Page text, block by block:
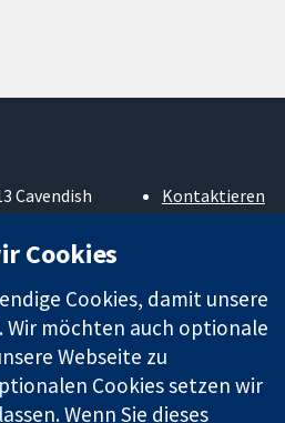
Cavendish
Kontaktieren
Sie uns
Über uns
Cochrane
Library
Cookies
Cookies, damit unsere
möchten auch optionale
Webseite zu
Cookies setzen wir
Wenn Sie dieses